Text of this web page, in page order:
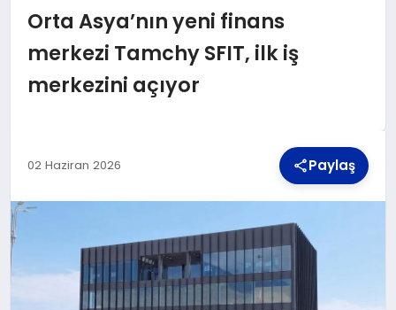
DÜNYA
EKONOMI
TEKNOLOJI
MAGAZIN
YAŞAM
Orta Asya’nın yeni finans
merkezi Tamchy SFIT, ilk iş
merkezini açıyor
02 Haziran 2026 Paylaş